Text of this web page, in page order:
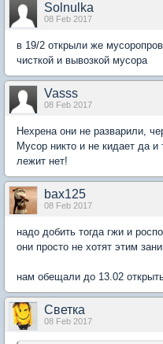
Solnulka
08 Feb 2017
в 19/2 открыли же
чисткой и вывозкой мусора
Vasss
08 Feb 2017
Нехрена они не разварили,
Мусор никто и не кидает да
лежит нет!
bax125
08 Feb 2017
надо добить тогда гжи и
они просто не хотят этим
нам обещали до 13.02
Светка
08 Feb 2017